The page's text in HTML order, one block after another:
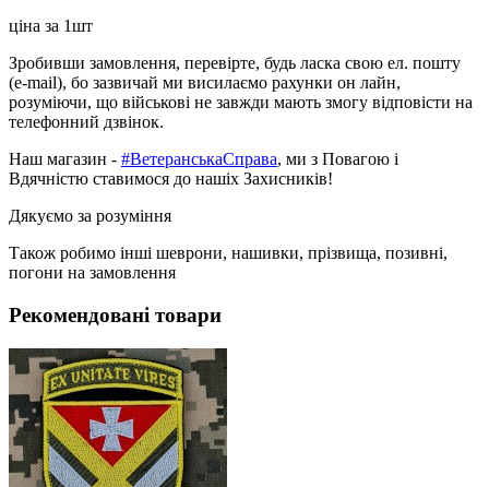
ціна за 1шт
Зробивши замовлення, перевірте, будь ласка свою ел. пошту
(e-mail), бо зазвичай ми висилаємо рахунки он лайн,
розуміючи, що військові не завжди мають змогу відповісти на
телефонний дзвінок.
Наш магазин - #ВетеранськаСправа, ми з Повагою і
Вдячністю ставимося до нашіх Захисників!
Дякуємо за розуміння
Також робимо інші шеврони, нашивки, прізвища, позивні,
погони на замовлення
Рекомендовані товари